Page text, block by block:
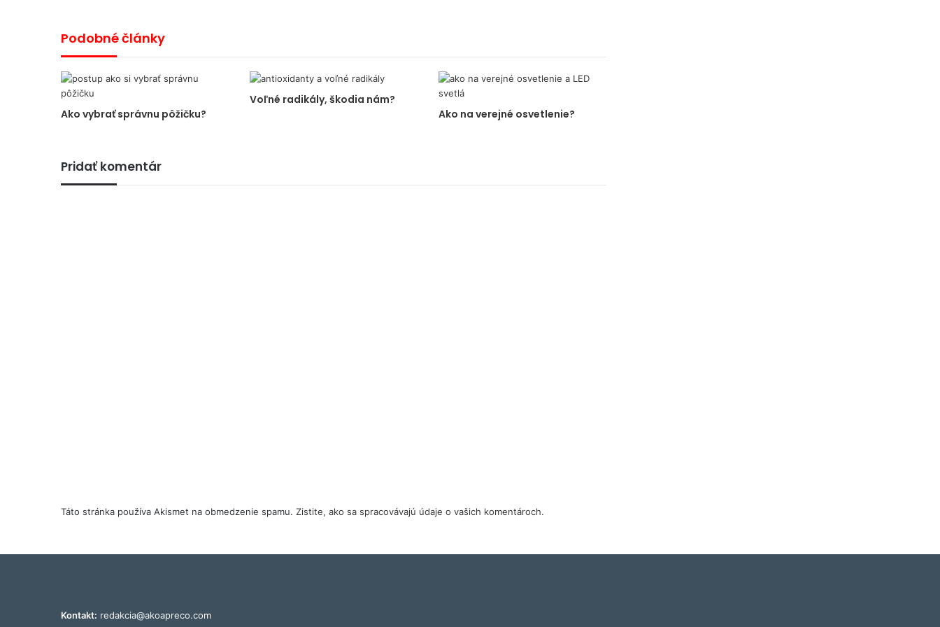
Podobné články
Ako vybrať správnu pôžičku?
Voľné radikály, škodia nám?
Ako na verejné osvetlenie?
Pridať komentár
Táto stránka používa Akismet na obmedzenie spamu. Zistite, ako sa spracovávajú údaje o vašich komentároch.
Kontakt: redakcia@akoapreco.com